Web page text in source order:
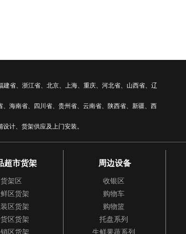
省、浙江省、北京、上海、重庆、河北省、山西省、辽
海南省、四川省、贵州省、云南省、陕西省、新疆、西
计、货架供应及上门安装。
超市货架
货架区
区货架
区货架
区货架
区货架
周边设备
收银区
购物车
购物篮
托盘系列
生鲜果蔬系列